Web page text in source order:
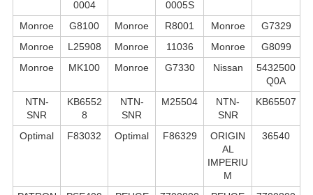
0004
0005S
Monroe G8100 Monroe R8001 Monroe
G7329
Monroe
L25908 Monroe 11036 Monroe
G8099
Monroe
MK100 Monroe G7330 Nissan
5432500
Q0A
NTN-
SNR
KB6552
8
NTN-
SNR
M25504
NTN-
SNR
KB65507
Optimal F83032 Optimal F86329
ORIGIN
AL
IMPERIU
M
36540